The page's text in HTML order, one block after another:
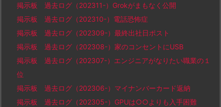
掲示板 過去ログ（202311-）Grokがまもなく公開
掲示板 過去ログ（202310-）電話恐怖症
掲示板 過去ログ（202309-）最終出社日ポスト
掲示板 過去ログ（202308-）家のコンセントにUSB
掲示板 過去ログ（202307-）エンジニアがなりたい職業の１
位
掲示板 過去ログ（202306-）マイナンバーカード返納
掲示板 過去ログ（202305-）GPUは○○よりも入手困難